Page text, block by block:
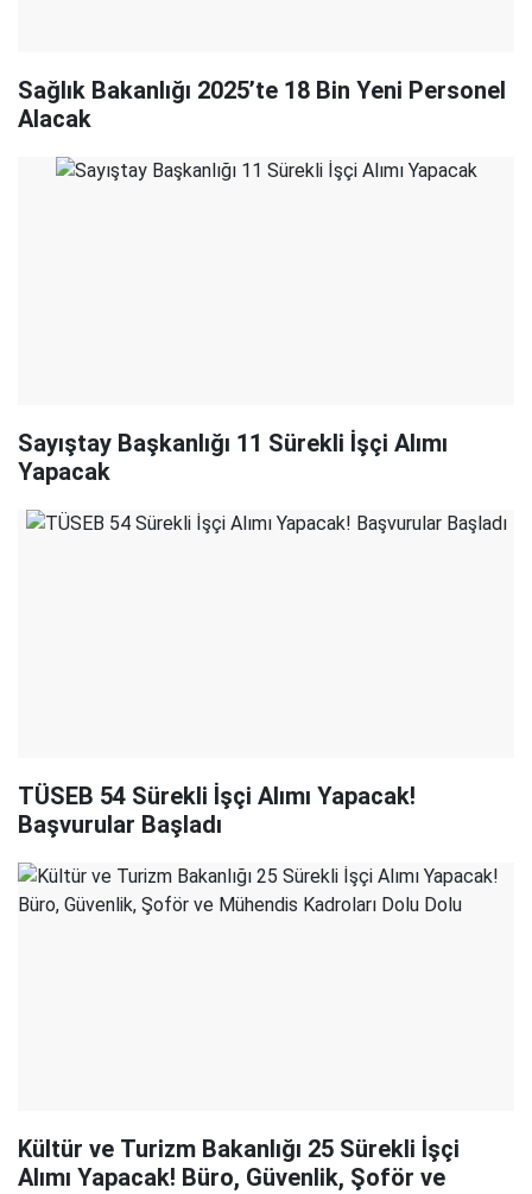
Sağlık Bakanlığı 2025’te 18 Bin Yeni Personel
Alacak
Sayıştay Başkanlığı 11 Sürekli İşçi Alımı
Yapacak
TÜSEB 54 Sürekli İşçi Alımı Yapacak!
Başvurular Başladı
Kültür ve Turizm Bakanlığı 25 Sürekli İşçi
Alımı Yapacak! Büro, Güvenlik, Şoför ve